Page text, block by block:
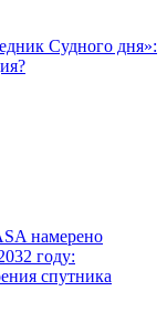
Судного дня»:
намерено
году:
спутника